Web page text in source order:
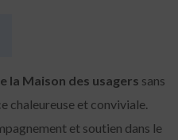
la Maison des usagers sans
chaleureuse et conviviale.
et soutien dans le